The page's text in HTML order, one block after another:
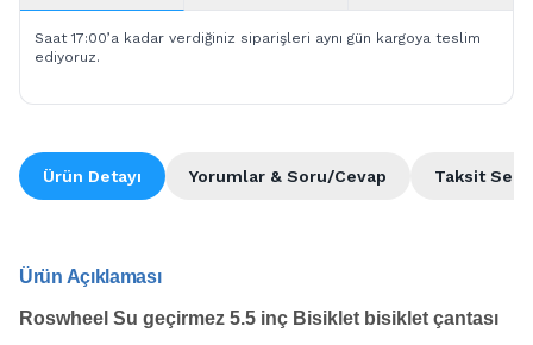
Saat 17:00’a kadar verdiğiniz siparişleri aynı gün kargoya teslim
ediyoruz.
Ürün Detayı Taksit
Yorumlar & Soru/Cevap
Ürün Açıklaması
Roswheel Su geçirmez 5.5 inç Bisiklet bisiklet çantası